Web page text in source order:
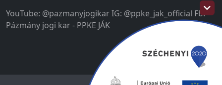
YouTube: @pazmanyjogikar IG: @ppke_jak_official Fb:
Pázmány jogi kar - PPKE JÁK